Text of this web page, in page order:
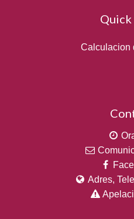
Quick
Calculacion
Adres,